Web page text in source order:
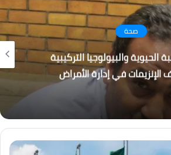
صحة
الحيوية والبيولوجيا التركيبية
الإنزيمات في إدارة الأمراض